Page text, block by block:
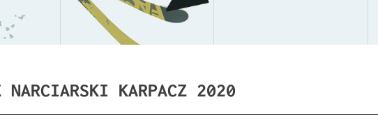
NARCIARSKI KARPACZ 2020